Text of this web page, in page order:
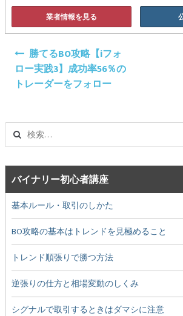
業者情報を見る
ー
シ
ョ
ン
勝てるBO攻略【iフォ
ロー実践3】成功率56％の
トレーダーをフォロー
バイナリー初心者講座
基本ルール・取引のしかた
BO攻略の基本はトレンドを見極めること
トレンド順張りで勝つ方法
逆張りの仕方と相場変動のしくみ
シグナルで取引するときはダマシに注意